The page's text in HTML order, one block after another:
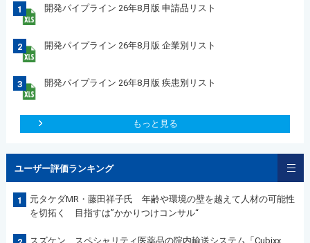
1 開発パイプライン 26年8月版 申請品リスト
2 開発パイプライン 26年8月版 企業別リスト
3 開発パイプライン 26年8月版 疾患別リスト
もっと見る
ユーザー評価ランキング
1
元タケダMR・藤田祥子氏 年齢や環境の壁を越えて人材の可能性
を切拓く 目指すは”かかりつけコンサル“
スズケン スペシャリティ医薬品の院内輸送システム「Cubixx